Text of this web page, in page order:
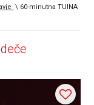
\ 60-minutna TUINA